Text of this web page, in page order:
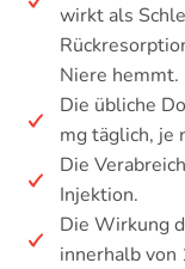
wirkt als
Niere hemmt.
Die übliche
mg täglich, je
Die
Injektion.
Die Wirkung
innerhalb von